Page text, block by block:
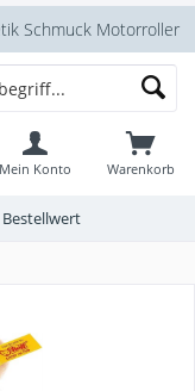
Schmuck Motorroller
Warenkorb
Mein Konto